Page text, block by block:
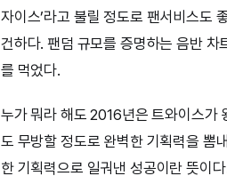
자이스’라고 불릴 정도로 팬서비스도
건하다. 팬덤 규모를 증명하는 음반 차
를 먹었다.
누가 뭐라 해도 2016년은 트와이스가
도 무방할 정도로 완벽한 기획력을 뽐
한 기획력으로 일궈낸 성공이란 뜻이